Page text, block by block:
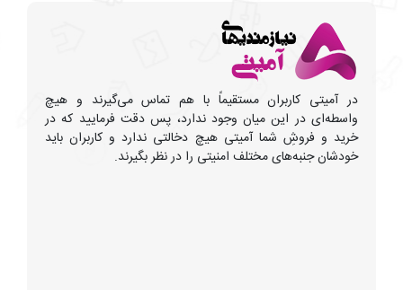
در آمیتی کاربران مستقیماً با هم تماس می‌گیرند و هیچ
واسطه‌ای در این میان وجود ندارد، پس دقت فرمایید که در
خرید و فروشِ شما آمیتی هیچ دخالتی ندارد و کاربران باید
خودشان جنبه‌های مختلف امنیتی را در نظر بگیرند.